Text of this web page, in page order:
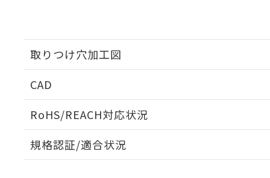
取りつけ穴加工図
CAD
RoHS/REACH対応状況
EU RoHS 注意事項・凡例
規格認証/適合状況